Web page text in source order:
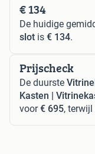
€ 134
De huidige
slot is € 134.
Prijscheck
De duurste
Kasten |
voor€ 695,